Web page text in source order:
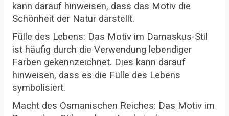
kann darauf hinweisen, dass das Motiv die
Schönheit der Natur darstellt.
Fülle des Lebens: Das Motiv im Damaskus-Stil
ist häufig durch die Verwendung lebendiger
Farben gekennzeichnet. Dies kann darauf
hinweisen, dass es die Fülle des Lebens
symbolisiert.
Macht des Osmanischen Reiches: Das Motiv im